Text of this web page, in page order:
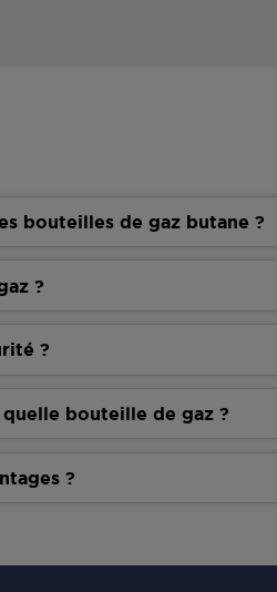
bouteilles de gaz butane ?
?
?
bouteille de gaz ?
?